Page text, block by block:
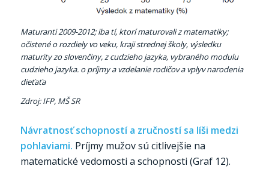
Maturanti 2009-2012; iba tí, ktorí maturovali z matematiky;
očistené o rozdiely vo veku, kraji strednej školy, výsledku
maturity zo slovenčiny, z cudzieho jazyka, vybraného modulu
cudzieho jazyka. o príjmy a vzdelanie rodičov a vplyv narodenia
dieťaťa
Zdroj: IFP, MŠ SR
Návratnosť schopností a zručností sa líši medzi
pohlaviami. Príjmy mužov sú citlivejšie na
matematické vedomosti a schopnosti (Graf 12).